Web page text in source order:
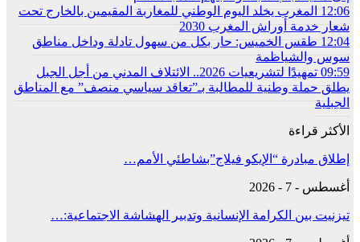
12:06 المغرب يخلد اليوم الوطني للمغاربة المقيمين بالخارج تحت
شعار خدمة أوراش المغرب 2030
12:04 طقس الخميس: ﺣﺎﺭ بكل من سهول تادلة وداخل مناطق
سوس والشياظمة
09:59
تمهيدًا لتشريعيات 2026.. الائتلاف المدني من أجل الجبل
يطلق حملة وطنية للمطالبة بـ”تعاقد سياسي منصف” مع المناطق
الجبلية
الأكثر قراءة
إطلاق مبادرة “الإيكو فيلاج”بشاطئي الأمم…
أغسطس - 7 - 2026
تيزنيت بين الكرامة الإنسانية وتدبير الهشاشة الاجتماعية:…